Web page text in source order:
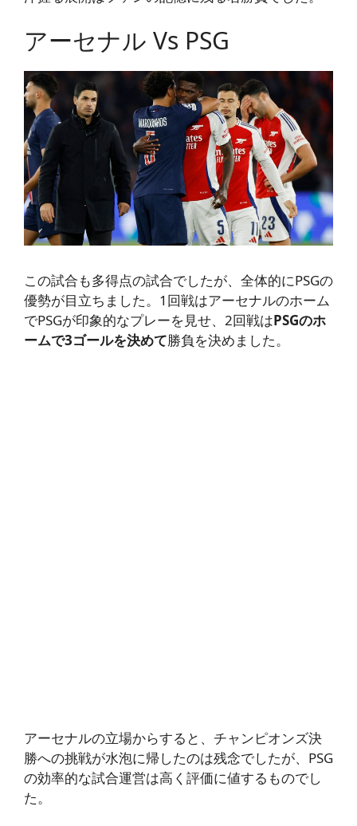
アーセナル Vs PSG
この試合も多得点の試合でしたが、全体的にPSGの
優勢が目立ちました。1回戦はアーセナルのホーム
でPSGが印象的なプレーを見せ、2回戦はPSGのホ
ームで3ゴールを決めて勝負を決めました。
アーセナルの立場からすると、チャンピオンズ決
勝への挑戦が水泡に帰したのは残念でしたが、PSG
の効率的な試合運営は高く評価に値するものでし
た。